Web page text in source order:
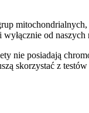
od naszych
nie posiadają
skorzystać z